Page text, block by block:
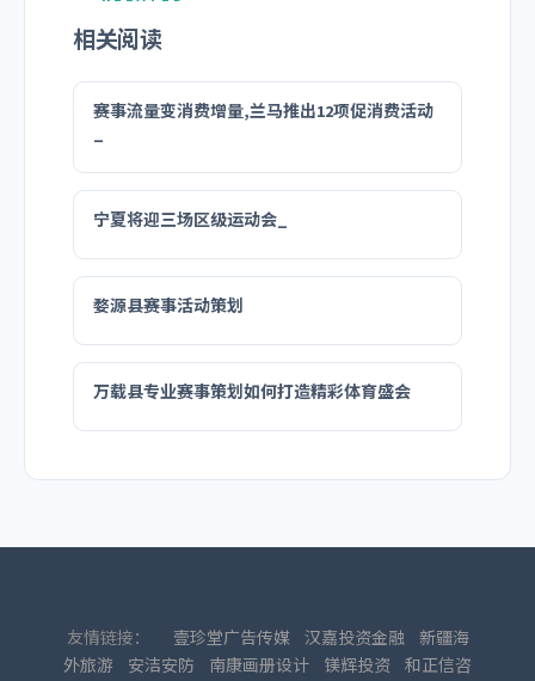
相关阅读
赛事流量变消费增量,兰马推出12项促消费活动
_
宁夏将迎三场区级运动会_
婺源县赛事活动策划
万载县专业赛事策划如何打造精彩体育盛会
友情链接： 壹珍堂广告传媒 汉嘉投资金融
新疆海
外旅游
安洁安防 南康画册设计 镁辉投资 和正信咨